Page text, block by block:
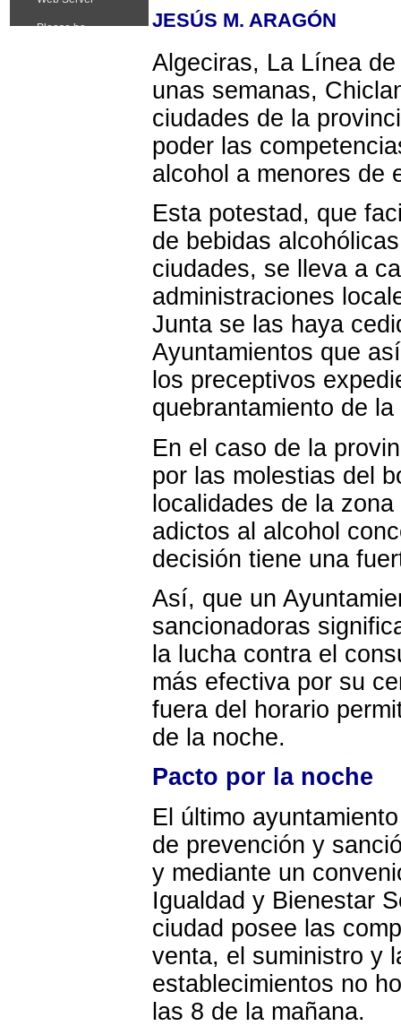
JESÚS M. ARAGÓN
Algeciras, La Línea
unas semanas,
ciudades de la
poder las
alcohol a menores de
Esta potestad, que
de bebidas
ciudades, se lleva a
administraciones
Junta se las haya
Ayuntamientos que
los preceptivos
quebrantamiento de
En el caso de la
por las molestias del
localidades de la
adictos al alcohol
decisión tiene una
Así, que un
sancionadoras
la lucha contra el
más efectiva por su
fuera del horario
de la noche.
Pacto por la noche
El último
de prevención y
y mediante un
Igualdad y Bienestar
ciudad posee las
venta, el suministro y
establecimientos no
las 8 de la mañana.